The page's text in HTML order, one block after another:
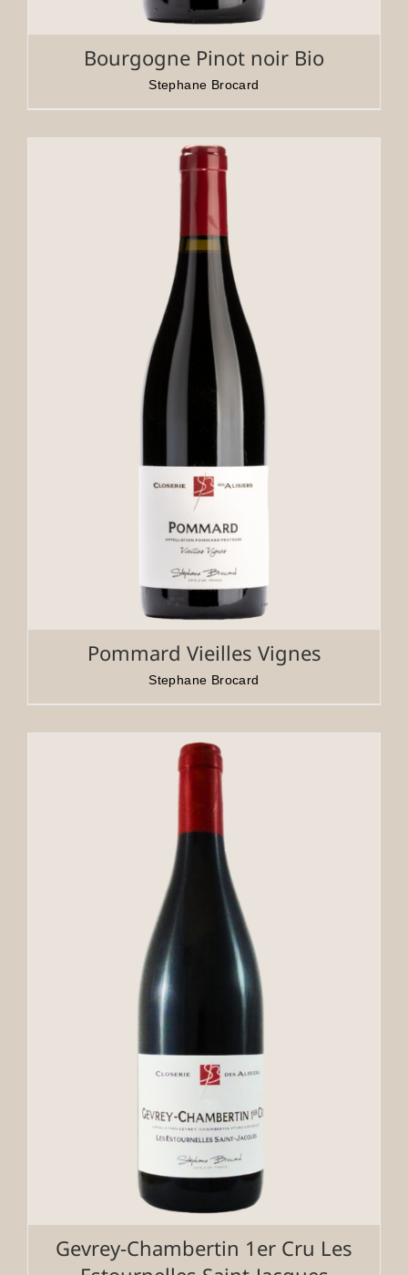
Bourgogne Pinot noir Bio
Stephane Brocard
Pommard Vieilles Vignes
Stephane Brocard
Gevrey-Chambertin 1er Cru Les